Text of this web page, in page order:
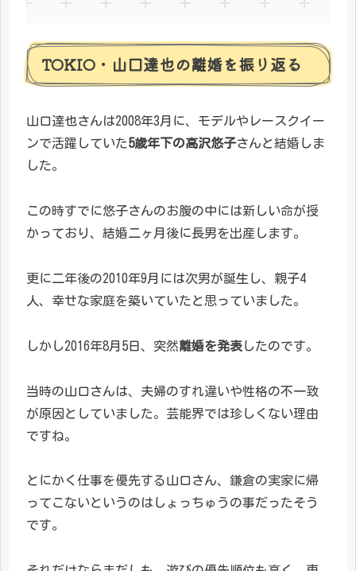
TOKIO・山口達也の離婚を振り返る
山口達也さんは2008年3月に、モデルやレースクイー
ンで活躍していた5歳年下の高沢悠子さんと結婚しま
した。
この時すでに悠子さんのお腹の中には新しい命が授
かっており、結婚二ヶ月後に長男を出産します。
更に二年後の2010年9月には次男が誕生し、親子4
人、幸せな家庭を築いていたと思っていました。
しかし2016年8月5日、突然離婚を発表したのです。
当時の山口さんは、夫婦のすれ違いや性格の不一致
が原因としていました。芸能界では珍しくない理由
ですね。
とにかく仕事を優先する山口さん、鎌倉の実家に帰
ってこないというのはしょっちゅうの事だったそう
です。